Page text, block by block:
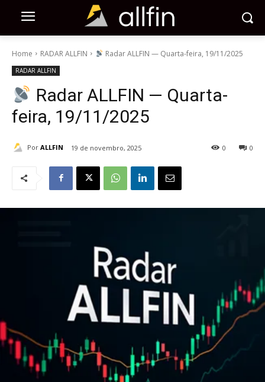
Home RADAR ALLFIN Radar ALLFIN — Quarta-feira, 19/11/2025
RADAR ALLFIN
Radar ALLFIN — Quarta-
feira, 19/11/2025
Por ALLFIN 19 de novembro, 2025 0
0